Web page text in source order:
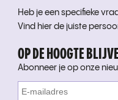
Heb je een specifieke
Vind hier de juiste
OP DE HOOGTE
Abonneer je op onze